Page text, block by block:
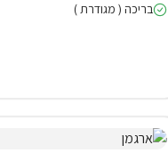
בריכה ( מגודרת )